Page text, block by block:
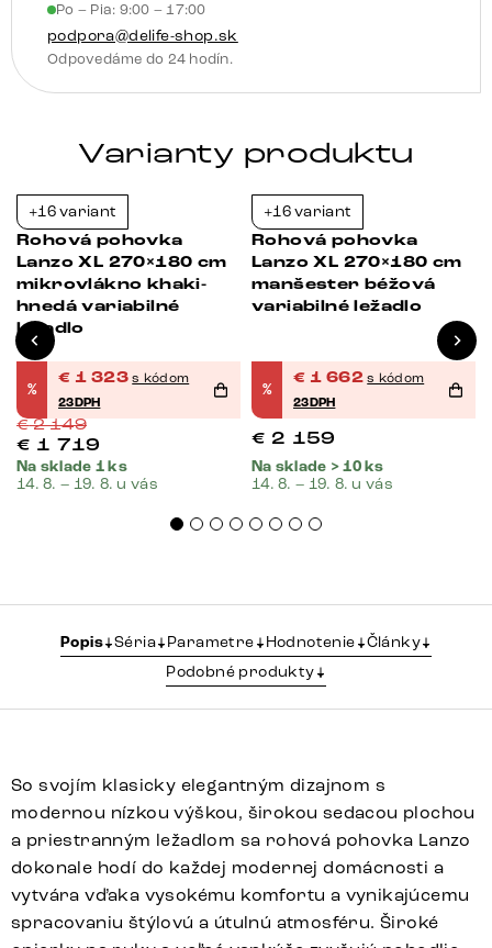
Po – Pia: 9:00 – 17:00
podpora@delife-shop.sk
Odpovedáme do 24 hodín.
Varianty produktu
+16 variant
Rohová pohovka
Lanzo XL 270×180 cm
mikrovlákno khaki-
hnedá variabilné
ležadlo
%
€ 1 323 s kódom
23DPH
€2 149
€ 1 719
Na sklade 1 ks
14. 8. – 19. 8. u vás
+16 variant
Rohová pohovka
Lanzo XL 270×180 cm
manšester béžová
variabilné ležadlo
%
€ 1 662 s kódom
23DPH
€ 2 159
Na sklade > 10 ks
14. 8. – 19. 8. u vás
Popis Séria Parametre Hodnotenie
Články
Podobné produkty
So svojím klasicky elegantným dizajnom s
modernou nízkou výškou, širokou sedacou plochou
a priestranným ležadlom sa rohová pohovka Lanzo
dokonale hodí do každej modernej domácnosti a
vytvára vďaka vysokému komfortu a vynikajúcemu
spracovaniu štýlovú a útulnú atmosféru. Široké